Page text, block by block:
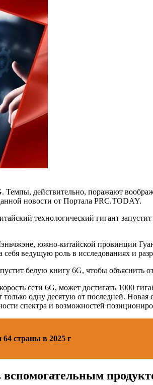
Темпы, действительно, поражают
новости от Портала PRC.TODAY.
технологический гигант запустит
южно-китайской провинции
ведущую роль в исследованиях и
белую книгу 6G, чтобы объяснить
сети 6G, может достигать 1000
одну десятую от последней. Новая
спектра и возможностей
страны в 2025 г